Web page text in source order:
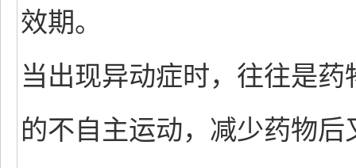
效期。
当出现异动症时，往往是
的不自主运动，减少药物